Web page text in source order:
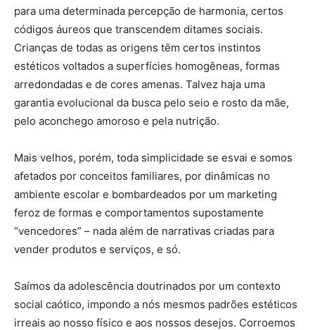
para uma determinada percepção de harmonia, certos
códigos áureos que transcendem ditames sociais.
Crianças de todas as origens têm certos instintos
estéticos voltados a superfícies homogêneas, formas
arredondadas e de cores amenas. Talvez haja uma
garantia evolucional da busca pelo seio e rosto da mãe,
pelo aconchego amoroso e pela nutrição.
Mais velhos, porém, toda simplicidade se esvai e somos
afetados por conceitos familiares, por dinâmicas no
ambiente escolar e bombardeados por um marketing
feroz de formas e comportamentos supostamente
“vencedores” – nada além de narrativas criadas para
vender produtos e serviços, e só.
Saímos da adolescência doutrinados por um contexto
social caótico, impondo a nós mesmos padrões estéticos
irreais ao nosso físico e aos nossos desejos. Corroemos